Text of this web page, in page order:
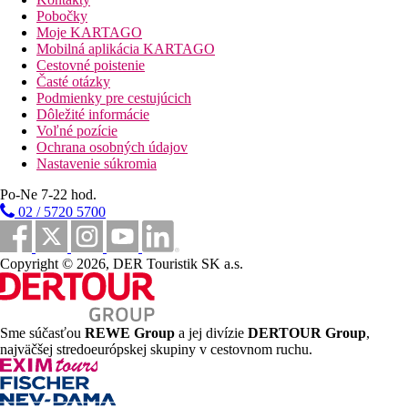
obchod, ďalšie obchody, parkovisko (zadarmo), security entry
system a zmenáreň. O blaho hostí sa starajú 2 reštaurácie
(klimatizované). Wi-Fi je hotelovým hosťom k dispozícii
zadarmo. Ďalej má hotel konferenčný priestor s pripojením k
internetu. Upratovanie izieb a concierge služba sú zadarmo.
Služba prania bielizne, služba žehlenia bielizne a zdravotná
služba sú za poplatok.
Bazén:
K vonkajšiemu vybaveniu hotela patria 2 bazény so sladkou
vodou a samostatný detský bazénik (s otváracou dobou od júna
do septembra) a tiež šmykľavka. Tu sú k dispozícii lehátka a
slnečníky (zdarma). Bar pri bazéne ponúka hosťom osviežujúce
nápoje. (otvorené od 09:00 - 23:00).
Stravovanie:
Raňajky formou bufetu.
Polpenzia: vrátane raňajok a večere.
Plná penzia zahŕňa raňajky, obed a večeru formou bufetu.
Raňajky: v cene nápoja - voda, džús, čaj, káva a mlieko.
Obed a večera: nápoje v cene - voda a džús (z automatu).
Alkoholické nápoje a občerstvenie nie sú súčasťou plnej penzie.
Pobočky
Moje KARTAGO
Mobilná aplikácia KARTAGO
Cestovné poistenie
Časté otázky
Podmienky pre cestujúcich
Dôležité informácie
Voľné pozície
Ochrana osobných údajov
Nastavenie súkromia
Po-Ne 7-22 hod.
02 / 5720 5700
Copyright © 2026, DER Touristik SK a.s.
Sme súčasťou REWE Group a jej divízie DERTOUR Group,
najväčšej stredoeurópskej skupiny v cestovnom ruchu.